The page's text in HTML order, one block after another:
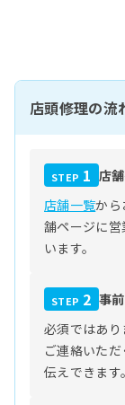
店頭修理の流
STEP 1 店
店舗一覧から
舗ページに
います。
STEP 2 事
必須ではあ
ご連絡いた
伝えできます。